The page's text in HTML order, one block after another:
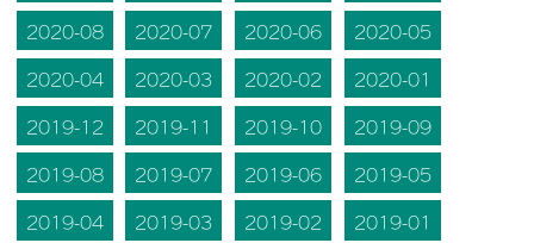
2020-08
2020-07 2020-06
2020-05
2020-04
2020-03 2020-02
2020-01
2019-12
2019-11 2019-10
2019-09
2019-08
2019-07 2019-06
2019-05
2019-04
2019-03 2019-02
2019-01